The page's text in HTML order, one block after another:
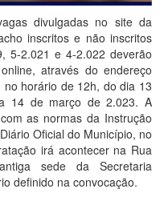
divulgadas no site da
inscritos e não inscritos
5-2.021 e 4-2.022 deverão
através do endereço
no horário de 12h, do dia 13
14 de março de 2.023. A
as normas da Instrução
Oficial do Município, no
irá acontecer na Rua
sede da Secretaria
definido na convocação.